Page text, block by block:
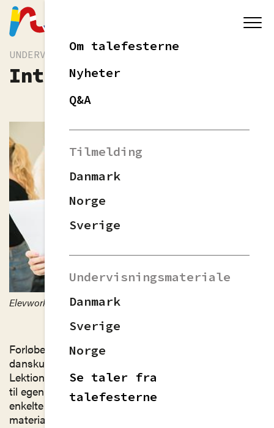
Om talefesterne
Nyheter
Q&A
Tilmelding
Danmark
Norge
Sverige
Undervisningsmateriale
Danmark
Sverige
Norge
Se taler fra
talefesterne
UNDERVISNINGSMATERIALE
Intro til materialet
Elevworkshop 2023 - Foto: Mikkel Randløv/elektrofilm
Forløbet består af 6 lektioner a 90 min. og er tiltænkt
danskundervisningen på ungdomsuddannelserne.
Lektionsbeskrivelserne er tænkt som en inspiration
til egen undervisning. Man er velkommen til at hapse
enkelte øvelser, eksempeltaler eller slides eller bruge
materialet i sin helhed.